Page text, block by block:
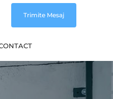
Trimite Mesaj